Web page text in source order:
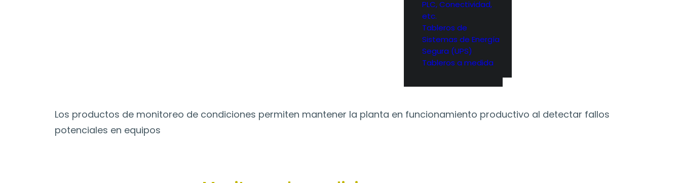
PLC, Conectividad,
etc.
Tableros de
Sistemas de Energía
Segura (UPS)
Tableros a medida
Los productos de monitoreo de condiciones permiten mantener la planta en funcionamiento productivo al detectar fallos
potenciales en equipos